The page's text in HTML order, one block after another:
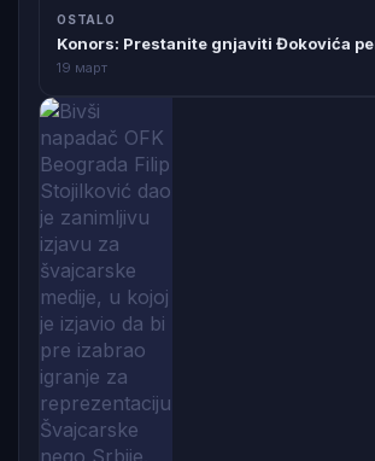
OSTALO
Konors: Prestanite gnjaviti Đokovića
19 март